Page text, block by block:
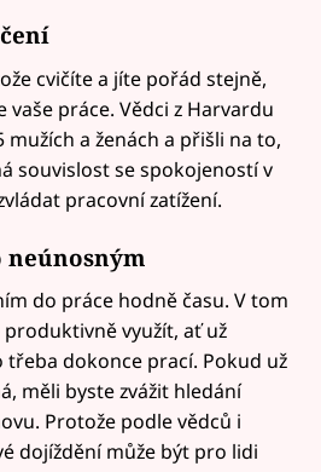
cvičíte a jíte pořád stejně,
vaše práce. Vědci z Harvardu
a ženách a přišli na to,
souvislost se spokojeností v
pracovní zatížení.
neúnosným
do práce hodně času. V tom
využít, ať už
dokonce prací. Pokud už
měli byste zvážit hledání
Protože podle vědců i
dojíždění může být pro lidi